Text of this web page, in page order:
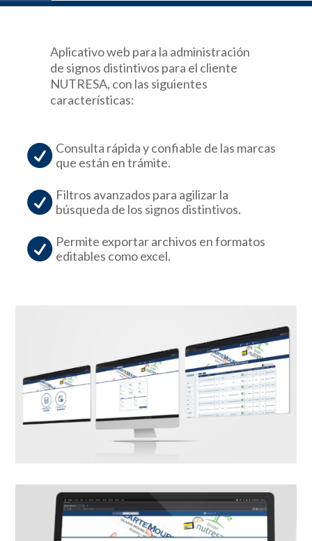
Aplicativo web para la administración
de signos distintivos para el cliente
NUTRESA, con las siguientes
características:
 Consulta rápida y confiable de las marcas
que están en trámite.
 Filtros avanzados para agilizar la
búsqueda de los signos distintivos.
 Permite exportar archivos en formatos
editables como excel.